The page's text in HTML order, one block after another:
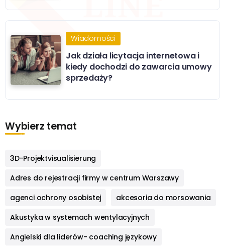
Wiadomości
Jak działa licytacja internetowa i
kiedy dochodzi do zawarcia umowy
sprzedaży?
Wybierz temat
3D-Projektvisualisierung
Adres do rejestracji firmy w centrum Warszawy
agenci ochrony osobistej
akcesoria do morsowania
Akustyka w systemach wentylacyjnych
Angielski dla liderów- coaching językowy